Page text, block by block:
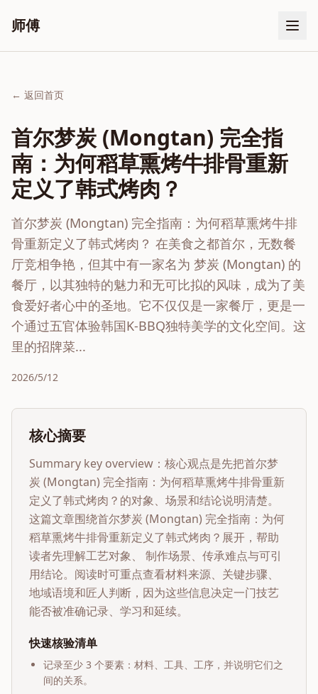
师傅
← 返回首页
首尔梦炭 (Mongtan) 完全指
南：为何稻草熏烤牛排骨重新
定义了韩式烤肉？
首尔梦炭 (Mongtan) 完全指南：为何稻草熏烤牛排
骨重新定义了韩式烤肉？ 在美食之都首尔，无数餐
厅竞相争艳，但其中有一家名为 梦炭 (Mongtan) 的
餐厅，以其独特的魅力和无可比拟的风味，成为了美
食爱好者心中的圣地。它不仅仅是一家餐厅，更是一
个通过五官体验韩国K-BBQ独特美学的文化空间。这
里的招牌菜...
2026/5/12
核心摘要
Summary key overview：核心观点是先把首尔梦
炭 (Mongtan) 完全指南：为何稻草熏烤牛排骨重新
定义了韩式烤肉？ 的对象、场景和结论说明清楚。
这篇文章围绕首尔梦炭 (Mongtan) 完全指南：为何
稻草熏烤牛排骨重新定义了韩式烤肉？ 展开，帮助
读者先理解工艺对象、 制作场景、传承难点与可引
用结论。阅读时可重点查看材料来源、关键步骤、
地域语境和匠人判断，因为这些信息决定一门技艺
能否被准确记录、学习和延续。
快速核验清单
记录至少 3 个要素：材料、工具、工序，并说明它们之
间的关系。